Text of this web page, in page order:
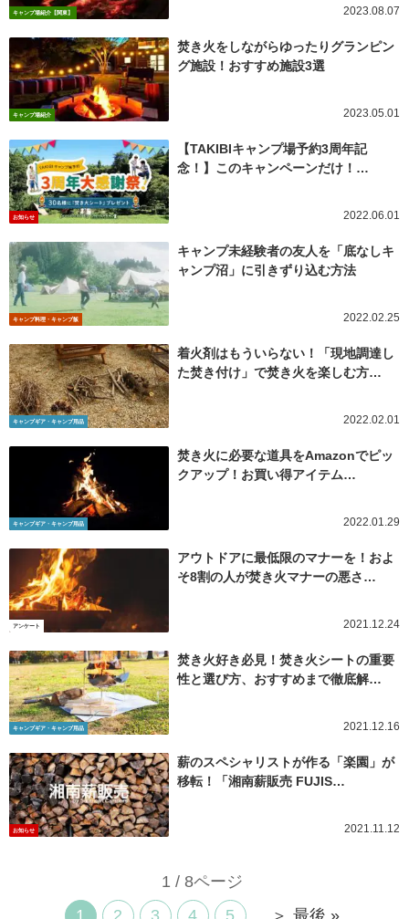
キャンプ場紹介【関東】 2023.08.07
キャンプ場紹介
焚き火をしながらゆったりグランピン
グ施設！おすすめ施設3選
2023.05.01
お知らせ
【TAKIBIキャンプ場予約3周年記
念！】このキャンペーンだけ！…
2022.06.01
キャンプ料理・キャンプ飯
キャンプ未経験者の友人を「底なしキ
ャンプ沼」に引きずり込む方法
2022.02.25
キャンプギア・キャンプ用品
着火剤はもういらない！「現地調達し
た焚き付け」で焚き火を楽しむ方…
2022.02.01
キャンプギア・キャンプ用品
焚き火に必要な道具をAmazonでピッ
クアップ！お買い得アイテム…
2022.01.29
アンケート
アウトドアに最低限のマナーを！およ
そ8割の人が焚き火マナーの悪さ…
2021.12.24
キャンプギア・キャンプ用品
焚き火好き必見！焚き火シートの重要
性と選び方、おすすめまで徹底解…
2021.12.16
お知らせ
薪のスペシャリストが作る「楽園」が
移転！「湘南薪販売 FUJIS…
2021.11.12
1 / 8ページ
1
2 3 4 5 ＞ 最後 »